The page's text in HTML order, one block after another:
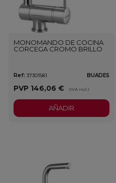
MONOMANDO DE COCINA
CORCEGA CROMO BRILLO
Ref: 37301581 BUADES
PVP 146,06 € (IVA incl.)
AÑADIR